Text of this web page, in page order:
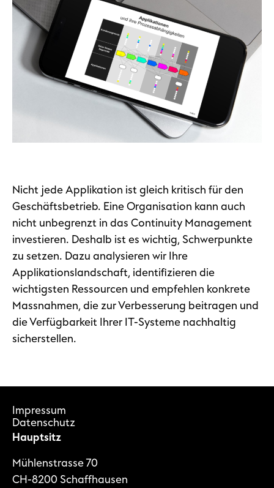
Nicht jede Applikation ist gleich kritisch für den
Geschäftsbetrieb. Eine Organisation kann auch
nicht unbegrenzt in das Continuity Management
investieren. Deshalb ist es wichtig, Schwerpunkte
zu setzen. Dazu analysieren wir Ihre
Applikationslandschaft, identifizieren die
wichtigsten Ressourcen und empfehlen konkrete
Massnahmen, die zur Verbesserung beitragen und
die Verfügbarkeit Ihrer IT-Systeme nachhaltig
sicherstellen.
Impressum
Datenschutz
Hauptsitz
Mühlenstrasse 70
CH-8200 Schaffhausen